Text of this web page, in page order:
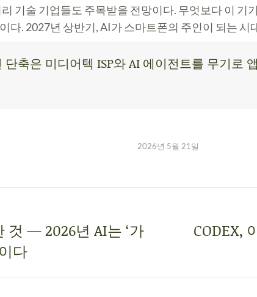
기술 기업들도 주목받을 전망이다. 무엇보다 이 기
다. 2027년 상반기, AI가 스마트폰의 주인이 되는 시
단축은 미디어텍 ISP와 AI 에이전트를 무기로
2026년 5월 21일
것 — 2026년 AI는 ‘가
다
CODEX,